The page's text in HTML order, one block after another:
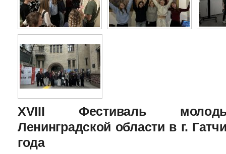
XVIII Фестиваль
Ленинградской области в г.
года